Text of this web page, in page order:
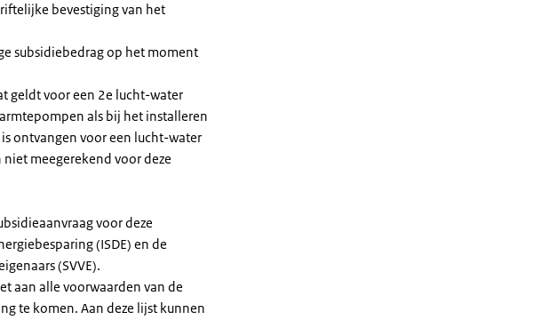
bevestiging van het
subsidiebedrag op het moment
geldt voor een 2e lucht-water
als bij het installeren
ontvangen voor een lucht-water
meegerekend voor deze
voor deze
(ISDE) en de
(SVVE).
aan alle voorwaarden van de
te komen. Aan deze lijst kunnen